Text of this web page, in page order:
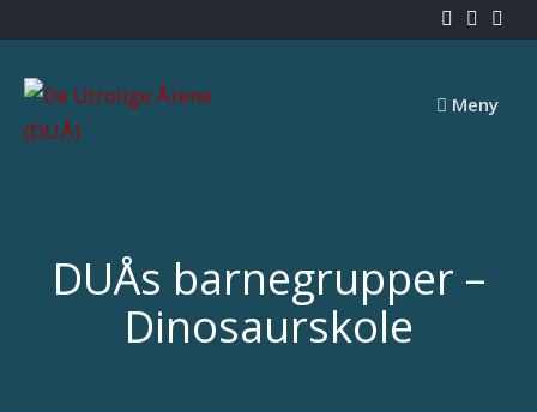
content
Meny
DUÅs barnegrupper –
Dinosaurskole